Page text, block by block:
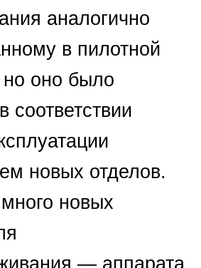
аналогично
в пилотной
но оно было
соответствии
новых отделов.
новых